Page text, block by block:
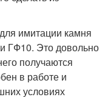
имитации камня
ГФ10. Это довольно
получаются
в работе и
условиях